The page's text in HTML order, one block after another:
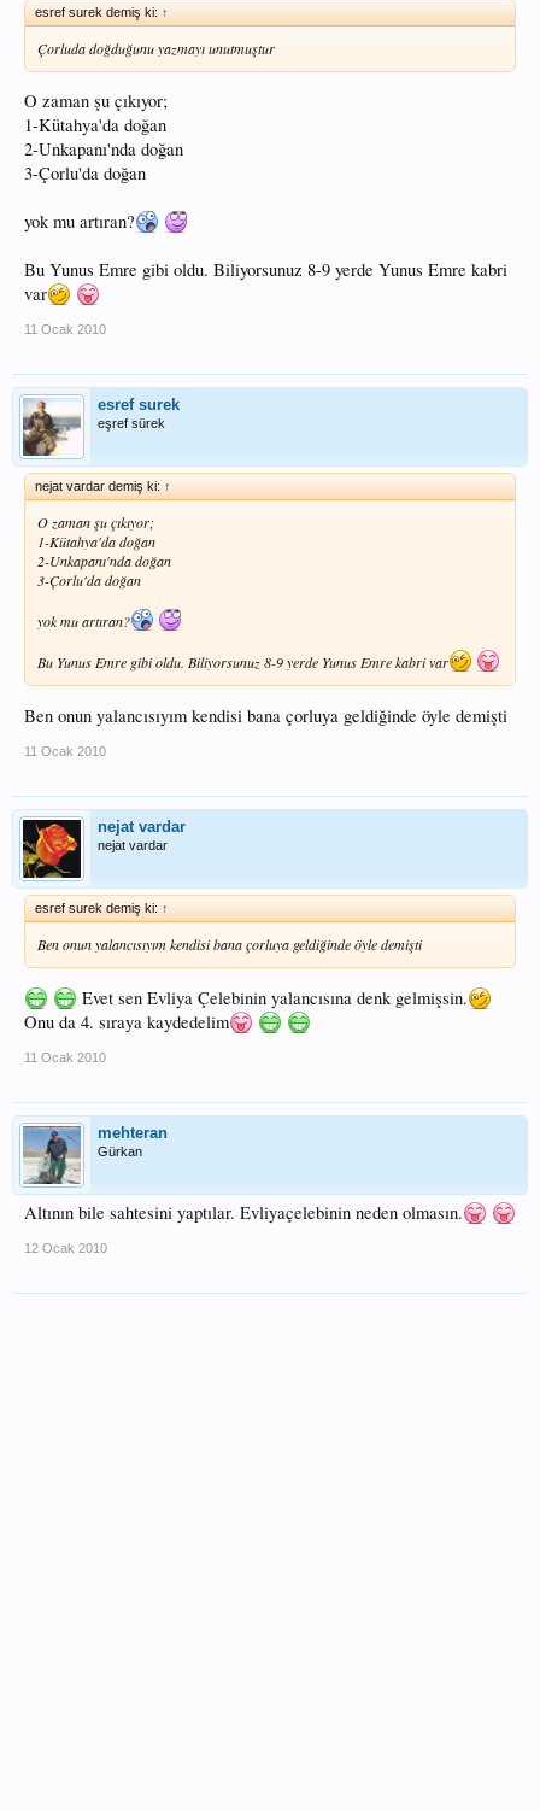
esref surek demiş ki: ↑
Çorluda doğduğunu yazmayı unutmuştur
O zaman şu çıkıyor;
1-Kütahya'da doğan
2-Unkapanı'nda doğan
3-Çorlu'da doğan
yok mu artıran?
Bu Yunus Emre gibi oldu. Biliyorsunuz 8-9 yerde Yunus Emre kabri
var
11 Ocak 2010
esref surek
eşref sürek
nejat vardar demiş ki: ↑
O zaman şu çıkıyor;
1-Kütahya'da doğan
2-Unkapanı'nda doğan
3-Çorlu'da doğan
yok mu artıran?
Bu Yunus Emre gibi oldu. Biliyorsunuz 8-9 yerde Yunus Emre kabri var
Ben onun yalancısıyım kendisi bana çorluya geldiğinde öyle demişti
11 Ocak 2010
nejat vardar
nejat vardar
esref surek demiş ki: ↑
Ben onun yalancısıyım kendisi bana çorluya geldiğinde öyle demişti
Evet sen Evliya Çelebinin yalancısına denk gelmişsin.
Onu da 4. sıraya kaydedelim
11 Ocak 2010
mehteran
Gürkan
Altının bile sahtesini yaptılar. Evliyaçelebinin neden olmasın.
12 Ocak 2010